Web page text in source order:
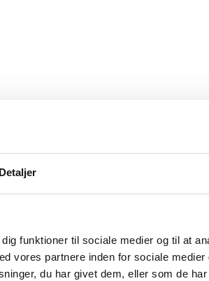
Detaljer
funktioner til sociale medier og til at
vores partnere inden for sociale medier
du har givet dem, eller som de